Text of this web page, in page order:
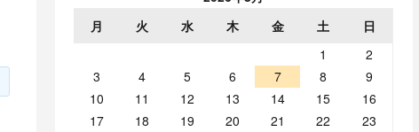
月
火 水 木 金 土
日
1
2
3
4 5 6 7 8
9
10
11 12 13 14 15
16
17
18 19 20 21 22
23